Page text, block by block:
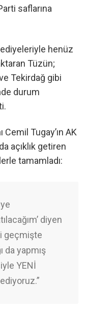
saflarına
henüz
Tüzün;
Tekirdağ gibi
durum
Tugay’ın AK
açıklık getiren
tamamladı:
diyen
geçmişte
da yapmış
YENİ